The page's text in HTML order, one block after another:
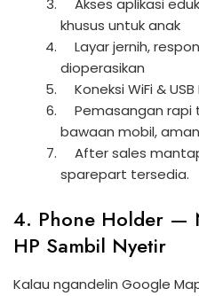
Akses aplikasi
khusus untuk anak
Layar jernih,
dioperasikan
Koneksi WiFi &
Pemasangan rapi
bawaan mobil,
After sales
sparepart tersedia.
4. Phone Holder —
HP Sambil Nyetir
Kalau ngandelin Google